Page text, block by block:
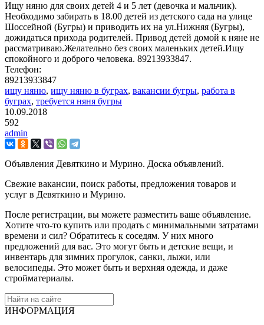
Ищу няню для своих детей 4 и 5 лет (девочка и мальчик).
Необходимо забирать в 18.00 детей из детского сада на улице
Шоссейной (Бугры) и приводить их на ул.Нижняя (Бугры),
дожидаться прихода родителей. Привод детей домой к няне не
рассматриваю.Желательно без своих маленьких детей.Ищу
спокойного и доброго человека. 89213933847.
Телефон:
89213933847
ищу няню, ищу няню в буграх, вакансии бугры, работа в
буграх, требуется няня бугры
10.09.2018
592
admin
Объявления Девяткино и Мурино. Доска объявлений.
Свежие вакансии, поиск работы, предложения товаров и
услуг в Девяткино и Мурино.
После регистрации, вы можете разместить ваше объявление.
Хотите что-то купить или продать с минимальными затратами
времени и сил? Обратитесь к соседям. У них много
предложений для вас. Это могут быть и детские вещи, и
инвентарь для зимних прогулок, санки, лыжи, или
велосипеды. Это может быть и верхняя одежда, и даже
стройматериалы.
ИНФОРМАЦИЯ